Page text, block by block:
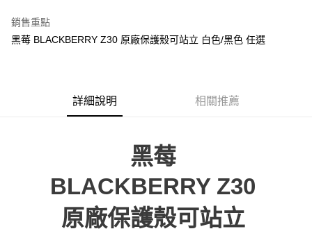
悠遊付
便利帶 2~3工作天(國定假日無配送)
到店自取-台北信義門市 (租借商品請先詢問客服)
每筆NT$100，滿NT$199(含以上)免運費
銷售重點
黑莓 BLACKBERRY Z30 原廠保護殼可站立 白色/黑色 任選
詳細說明 相關推薦
黑莓
BLACKBERRY Z30
原廠保護殼可站立